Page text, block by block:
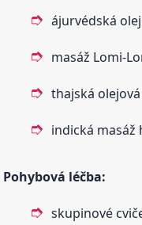
ájurvédská
masáž Lomi-
thajská
indická masáž
Pohybová léčba:
skupinové